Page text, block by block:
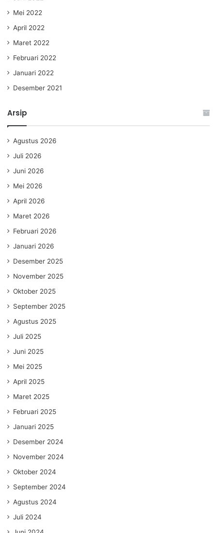
Mei 2022
April 2022
Maret 2022
Februari 2022
Januari 2022
Desember 2021
Arsip
Agustus 2026
Juli 2026
Juni 2026
Mei 2026
April 2026
Maret 2026
Februari 2026
Januari 2026
Desember 2025
November 2025
Oktober 2025
September 2025
Agustus 2025
Juli 2025
Juni 2025
Mei 2025
April 2025
Maret 2025
Februari 2025
Januari 2025
Desember 2024
November 2024
Oktober 2024
September 2024
Agustus 2024
Juli 2024